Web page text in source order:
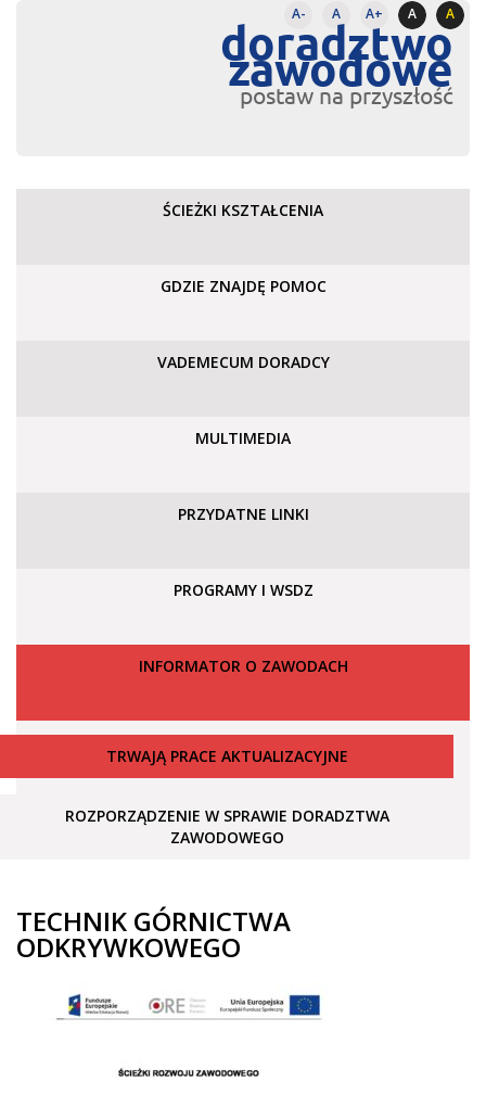
A- A A+ A A
doradztwo
zawodowe
postaw na przyszłość
ŚCIEŻKI KSZTAŁCENIA
GDZIE ZNAJDĘ POMOC
VADEMECUM DORADCY
MULTIMEDIA
PRZYDATNE LINKI
PROGRAMY I WSDZ
INFORMATOR O ZAWODACH
TRWAJĄ PRACE AKTUALIZACYJNE
ROZPORZĄDZENIE W SPRAWIE DORADZTWA
ZAWODOWEGO
TECHNIK GÓRNICTWA
ODKRYWKOWEGO